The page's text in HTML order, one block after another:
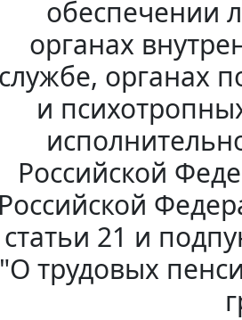
обеспечении
органах
службе, органах
и
Российской
Российской
статьи 21 и
"О трудовых